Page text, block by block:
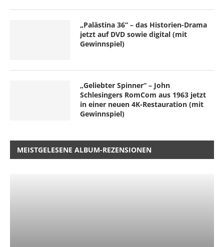
„Palästina 36“ – das Historien-Drama
jetzt auf DVD sowie digital (mit
Gewinnspiel)
„Geliebter Spinner“ – John
Schlesingers RomCom aus 1963 jetzt
in einer neuen 4K-Restauration (mit
Gewinnspiel)
MEISTGELESENE ALBUM-REZENSIONEN